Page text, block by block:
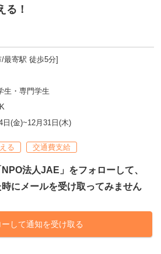
る！
最寄駅 徒歩5分]
生・専門学生
日(金)~12月31日(木)
る 交通費支給
法人JAE」をフォローして、
にメールを受け取ってみません
ーして通知を受け取る